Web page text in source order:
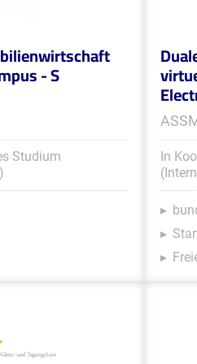
- S
Studium
In